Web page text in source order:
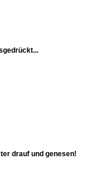
drauf und genesen!